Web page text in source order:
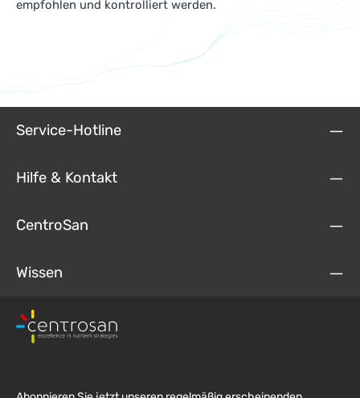
empfohlen und kontrolliert werden.
Service-Hotline
Hilfe & Kontakt
CentroSan
Wissen